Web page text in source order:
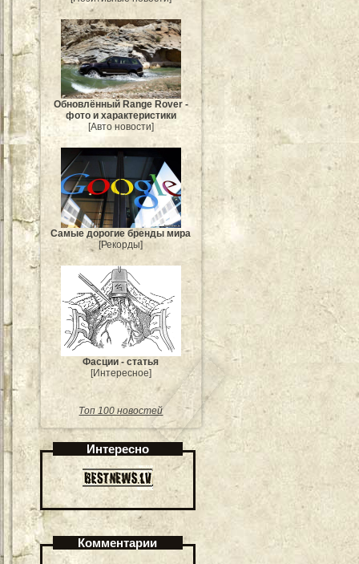
Обновлённый Range Rover -
фото и характеристики
[Авто новости]
Самые дорогие бренды мира
[Рекорды]
Фасции - статья
[Интересное]
Топ 100 новостей
Интересно
Комментарии